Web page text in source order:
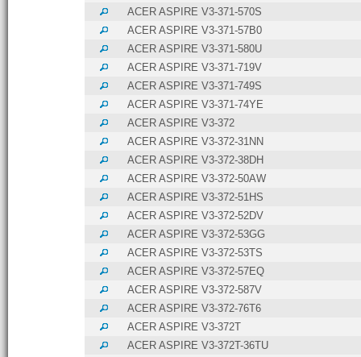
ACER ASPIRE V3-371-570S
ACER ASPIRE V3-371-57B0
ACER ASPIRE V3-371-580U
ACER ASPIRE V3-371-719V
ACER ASPIRE V3-371-749S
ACER ASPIRE V3-371-74YE
ACER ASPIRE V3-372
ACER ASPIRE V3-372-31NN
ACER ASPIRE V3-372-38DH
ACER ASPIRE V3-372-50AW
ACER ASPIRE V3-372-51HS
ACER ASPIRE V3-372-52DV
ACER ASPIRE V3-372-53GG
ACER ASPIRE V3-372-53TS
ACER ASPIRE V3-372-57EQ
ACER ASPIRE V3-372-587V
ACER ASPIRE V3-372-76T6
ACER ASPIRE V3-372T
ACER ASPIRE V3-372T-36TU